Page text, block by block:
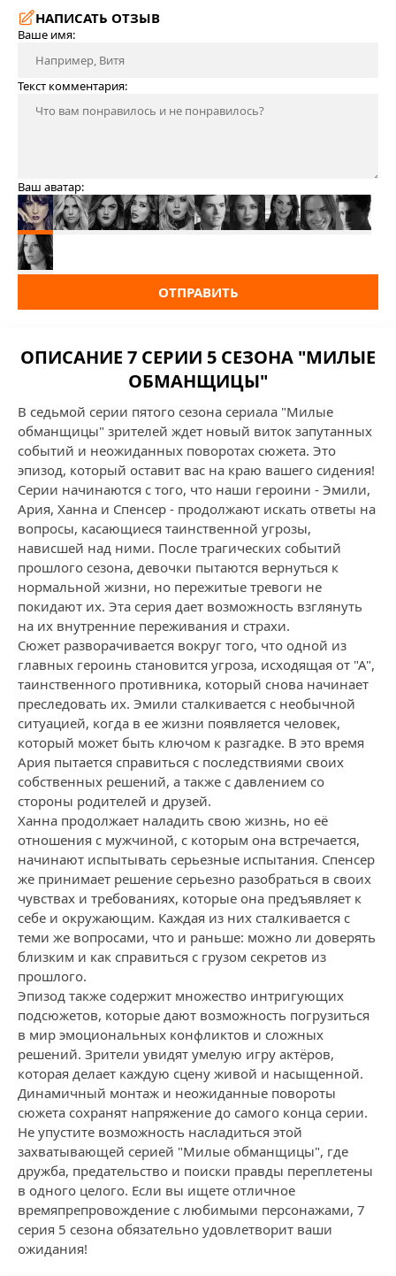
НАПИСАТЬ ОТЗЫВ
Ваше имя:
Текст комментария:
Ваш аватар:
ОТПРАВИТЬ
ОПИСАНИЕ 7 СЕРИИ 5 СЕЗОНА "МИЛЫЕ
ОБМАНЩИЦЫ"
В седьмой серии пятого сезона сериала "Милые
обманщицы" зрителей ждет новый виток запутанных
событий и неожиданных поворотах сюжета. Это
эпизод, который оставит вас на краю вашего сидения!
Серии начинаются с того, что наши героини - Эмили,
Ария, Ханна и Спенсер - продолжают искать ответы на
вопросы, касающиеся таинственной угрозы,
нависшей над ними. После трагических событий
прошлого сезона, девочки пытаются вернуться к
нормальной жизни, но пережитые тревоги не
покидают их. Эта серия дает возможность взглянуть
на их внутренние переживания и страхи.
Сюжет разворачивается вокруг того, что одной из
главных героинь становится угроза, исходящая от "А",
таинственного противника, который снова начинает
преследовать их. Эмили сталкивается с необычной
ситуацией, когда в ее жизни появляется человек,
который может быть ключом к разгадке. В это время
Ария пытается справиться с последствиями своих
собственных решений, а также с давлением со
стороны родителей и друзей.
Ханна продолжает наладить свою жизнь, но её
отношения с мужчиной, с которым она встречается,
начинают испытывать серьезные испытания. Спенсер
же принимает решение серьезно разобраться в своих
чувствах и требованиях, которые она предъявляет к
себе и окружающим. Каждая из них сталкивается с
теми же вопросами, что и раньше: можно ли доверять
близким и как справиться с грузом секретов из
прошлого.
Эпизод также содержит множество интригующих
подсюжетов, которые дают возможность погрузиться
в мир эмоциональных конфликтов и сложных
решений. Зрители увидят умелую игру актёров,
которая делает каждую сцену живой и насыщенной.
Динамичный монтаж и неожиданные повороты
сюжета сохранят напряжение до самого конца серии.
Не упустите возможность насладиться этой
захватывающей серией "Милые обманщицы", где
дружба, предательство и поиски правды переплетены
в одного целого. Если вы ищете отличное
времяпрепровождение с любимыми персонажами, 7
серия 5 сезона обязательно удовлетворит ваши
ожидания!